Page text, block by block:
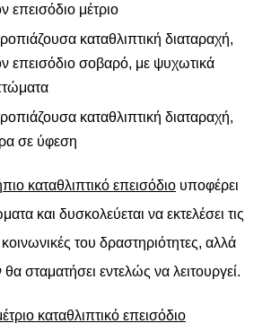
επεισόδιο μέτριο
καταθλιπτική διαταραχή,
επεισόδιο σοβαρό, με ψυχωτικά
καταθλιπτική διαταραχή,
σε ύφεση
καταθλιπτικό επεισόδιο υποφέρει
και δυσκολεύεται να εκτελέσει τις
του δραστηριότητες, αλλά
σταματήσει εντελώς να λειτουργεί.
καταθλιπτικό επεισόδιο